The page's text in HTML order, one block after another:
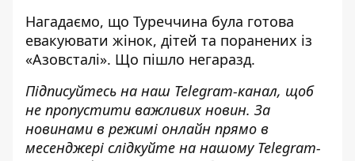
Нагадаємо, що Туреччина була готова
евакуювати жінок, дітей та поранених із
«Азовсталі». Що пішло негаразд.
Підписуйтесь на наш Telegram-канал, щоб
не пропустити важливих новин. За
новинами в режимі онлайн прямо в
месенджері слідкуйте на нашому Telegram-